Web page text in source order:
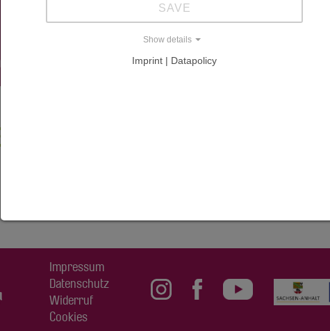
Kabinenbahn Sessellift
Familie Tietz
Impressum
Datenschutz
Widerruf
Cookies
SAVE
Show details
Imprint | Datapolicy